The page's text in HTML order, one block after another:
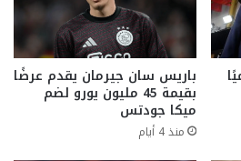
باريس سان جيرمان يقدم عرضًا
بقيمة 45 مليون يورو لضم
ميكا جودتس
منذ 4 أيام